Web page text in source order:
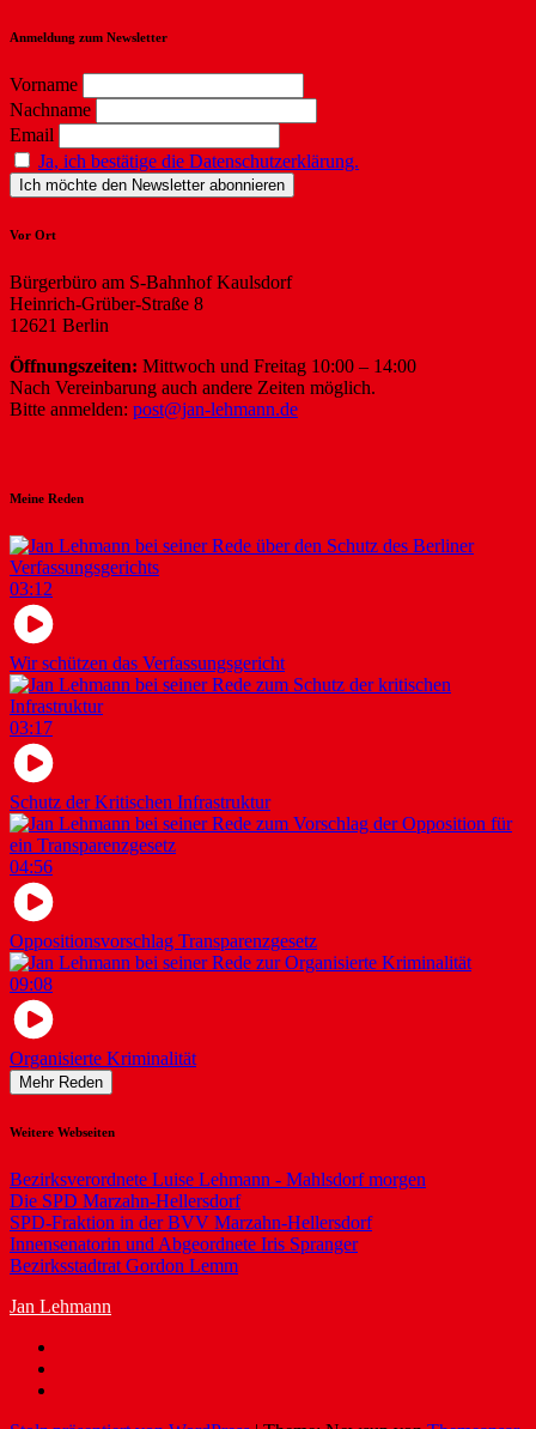
Anmeldung zum Newsletter
Vorname
Nachname
Email
Ja, ich bestätige die Datenschutzerklärung.
Vor Ort
Bürgerbüro am S-Bahnhof Kaulsdorf
Heinrich-Grüber-Straße 8
12621 Berlin
Öffnungszeiten: Mittwoch und Freitag 10:00 – 14:00
Nach Vereinbarung auch andere Zeiten möglich.
Bitte anmelden: post@jan-lehmann.de
Meine Reden
03:12
Wir schützen das Verfassungsgericht
03:17
Schutz der Kritischen Infrastruktur
04:56
Oppositionsvorschlag Transparenzgesetz
09:08
Organisierte Kriminalität
Mehr Reden
Weitere Webseiten
Bezirksverordnete Luise Lehmann - Mahlsdorf morgen
Die SPD Marzahn-Hellersdorf
SPD-Fraktion in der BVV Marzahn-Hellersdorf
Innensenatorin und Abgeordnete Iris Spranger
Bezirksstadtrat Gordon Lemm
Jan Lehmann